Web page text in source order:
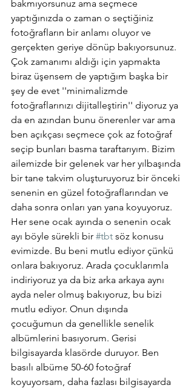
bakmıyorsunuz ama seçmece
yaptığınızda o zaman o seçtiğiniz
fotoğrafların bir anlamı oluyor ve
gerçekten geriye dönüp bakıyorsunuz.
Çok zamanımı aldığı için yapmakta
biraz üşensem de yaptığım başka bir
şey de evet ''minimalizmde
fotoğraflarınızı dijitalleştirin'' diyoruz ya
da en azından bunu önerenler var ama
ben açıkçası seçmece çok az fotoğraf
seçip bunları basma taraftarıyım. Bizim
ailemizde bir gelenek var her yılbaşında
bir tane takvim oluşturuyoruz bir önceki
senenin en güzel fotoğraflarından ve
daha sonra onları yan yana koyuyoruz.
Her sene ocak ayında o senenin ocak
ayı böyle sürekli bir #tbt söz konusu
evimizde. Bu beni mutlu ediyor çünkü
onlara bakıyoruz. Arada çocuklarımla
indiriyoruz ya da biz arka arkaya aynı
ayda neler olmuş bakıyoruz, bu bizi
mutlu ediyor. Onun dışında
çocuğumun da genellikle senelik
albümlerini basıyorum. Gerisi
bilgisayarda klasörde duruyor. Ben
basılı albüme 50-60 fotoğraf
koyuyorsam, daha fazlası bilgisayarda